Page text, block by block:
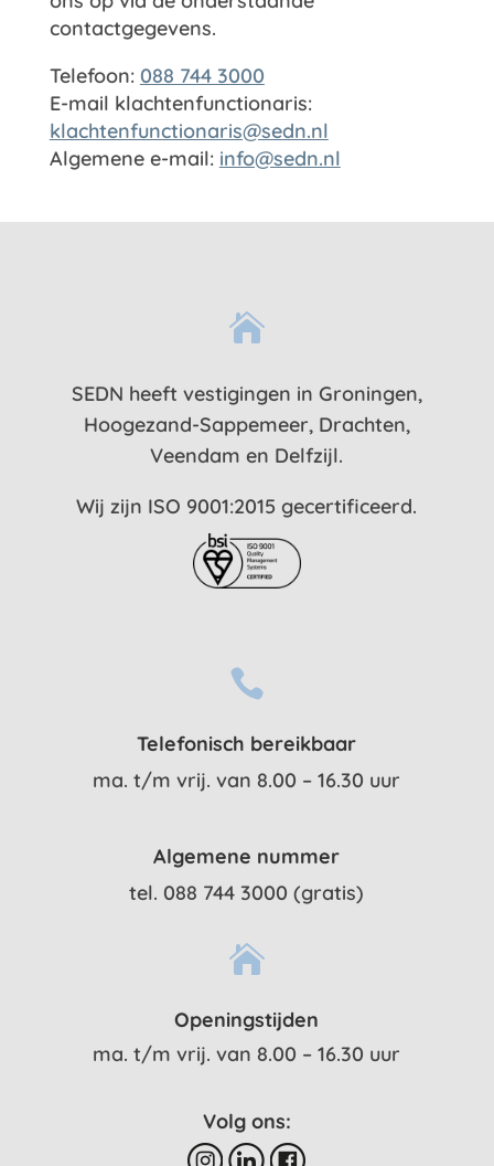
contactgegevens.
Telefoon: 088 744 3000
E-mail klachtenfunctionaris:
klachtenfunctionaris@sedn.nl
Algemene e-mail: info@sedn.nl

SEDN heeft vestigingen in Groningen,
Hoogezand-Sappemeer, Drachten,
Veendam en Delfzijl.
Wij zijn ISO 9001:2015 gecertificeerd.

Telefonisch bereikbaar
ma. t/m vrij. van 8.00 – 16.30 uur
Algemene nummer
tel. 088 744 3000 (gratis)

Openingstijden
ma. t/m vrij. van 8.00 – 16.30 uur
Volg ons: